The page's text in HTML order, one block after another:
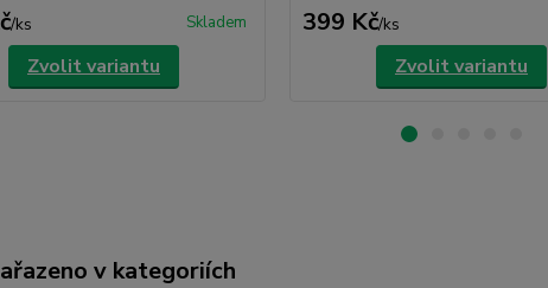
/ks Skladem
Zvolit variantu
399 Kč/ks
Zvolit variantu
v kategoriích